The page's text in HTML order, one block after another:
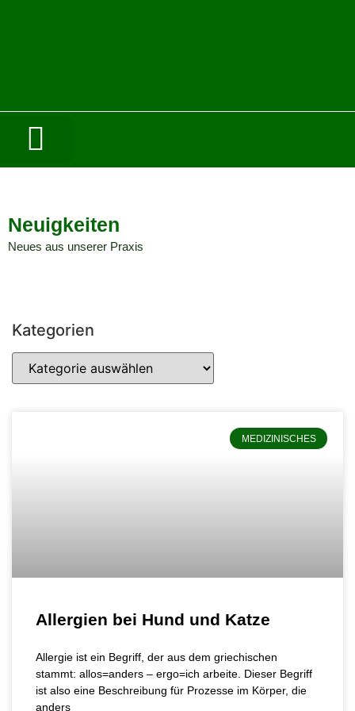
Neuigkeiten
Neues aus unserer Praxis
Kategorien
MEDIZINISCHES
Allergien bei Hund und Katze
Allergie ist ein Begriff, der aus dem griechischen
stammt: allos=anders – ergo=ich arbeite. Dieser Begriff
ist also eine Beschreibung für Prozesse im Körper, die
anders